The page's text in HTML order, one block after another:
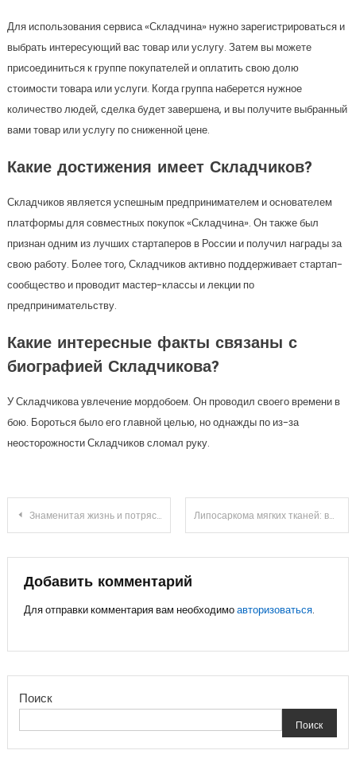
Для использования сервиса «Складчина» нужно зарегистрироваться и
выбрать интересующий вас товар или услугу. Затем вы можете
присоединиться к группе покупателей и оплатить свою долю
стоимости товара или услуги. Когда группа наберется нужное
количество людей, сделка будет завершена, и вы получите выбранный
вами товар или услугу по сниженной цене.
Какие достижения имеет Складчиков?
Складчиков является успешным предпринимателем и основателем
платформы для совместных покупок «Складчина». Он также был
признан одним из лучших стартаперов в России и получил награды за
свою работу. Более того, Складчиков активно поддерживает стартап-
сообщество и проводит мастер-классы и лекции по
предпринимательству.
Какие интересные факты связаны с
биографией Складчикова?
У Складчикова увлечение мордобоем. Он проводил своего времени в
бою. Бороться было его главной целью, но однажды по из-за
неосторожности Складчиков сломал руку.
Навигация
по
записям
Знаменитая жизнь и потрясающий творческий путь Алексея Константиновича Толстого — от ранних лет до мирового признания в литературе Липосаркома мягких тканей: высокодифференцированная, плеоморфная, миксоидная
Добавить комментарий
Для отправки комментария вам необходимоавторизоваться.
Поиск
Поиск